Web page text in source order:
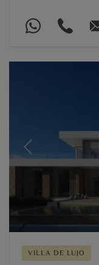
Previous
VILLA DE LUJO